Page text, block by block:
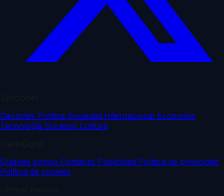
Deportes Política Sociedad Internacional Economía
Tecnología Sucesos Cultura
Quiénes somos Contacto Publicidad Política de privacidad
Política de cookies